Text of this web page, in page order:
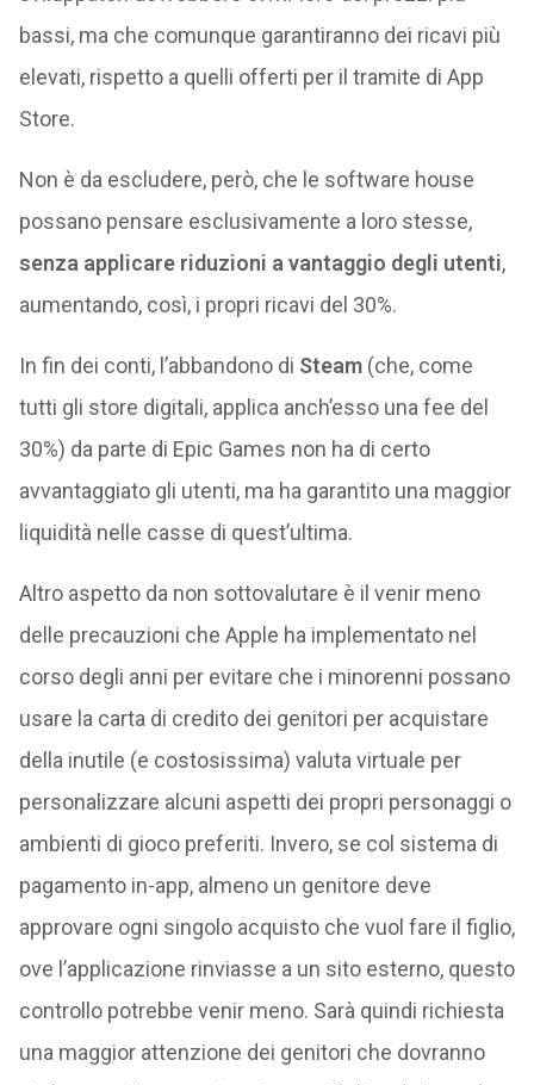
bassi, ma che comunque garantiranno dei ricavi più
elevati, rispetto a quelli offerti per il tramite di App
Store.
Non è da escludere, però, che le software house
possano pensare esclusivamente a loro stesse,
senza applicare riduzioni a vantaggio degli utenti,
aumentando, così, i propri ricavi del 30%.
In fin dei conti, l’abbandono di Steam(che, come
tutti gli store digitali, applica anch’esso una fee del
30%) da parte di Epic Games non ha di certo
avvantaggiato gli utenti, ma ha garantito una maggior
liquidità nelle casse di quest’ultima.
Altro aspetto da non sottovalutare è il venir meno
delle precauzioni che Apple ha implementato nel
corso degli anni per evitare che i minorenni possano
usare la carta di credito dei genitori per acquistare
della inutile (e costosissima) valuta virtuale per
personalizzare alcuni aspetti dei propri personaggi o
ambienti di gioco preferiti. Invero, se col sistema di
pagamento in-app, almeno un genitore deve
approvare ogni singolo acquisto che vuol fare il figlio,
ove l’applicazione rinviasse a un sito esterno, questo
controllo potrebbe venir meno. Sarà quindi richiesta
una maggior attenzione dei genitori che dovranno